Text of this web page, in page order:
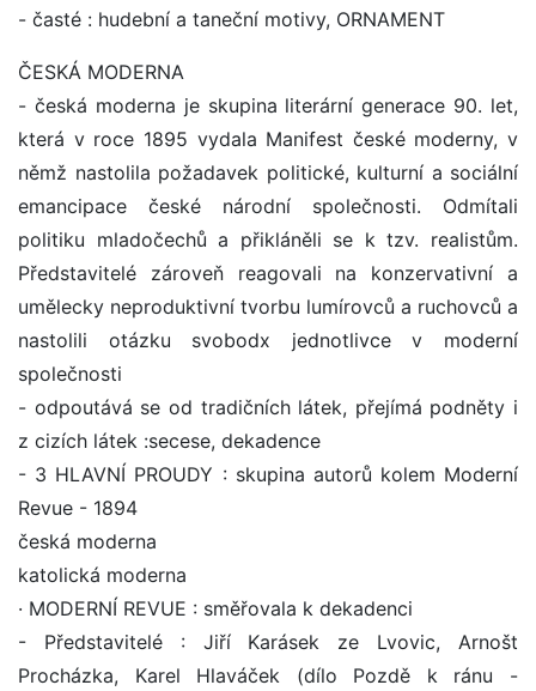
- časté : hudební a taneční motivy, ORNAMENT
ČESKÁ MODERNA
- česká moderna je skupina literární generace 90. let,
která v roce 1895 vydala Manifest české moderny, v
němž nastolila požadavek politické, kulturní a sociální
emancipace české národní společnosti. Odmítali
politiku mladočechů a přikláněli se k tzv. realistům.
Představitelé zároveň reagovali na konzervativní a
umělecky neproduktivní tvorbu lumírovců a ruchovců a
nastolili otázku svobodx jednotlivce v moderní
společnosti
- odpoutává se od tradičních látek, přejímá podněty i
z cizích látek :secese, dekadence
- 3 HLAVNÍ PROUDY : skupina autorů kolem Moderní
Revue - 1894
česká moderna
katolická moderna
· MODERNÍ REVUE : směřovala k dekadenci
- Představitelé : Jiří Karásek ze Lvovic, Arnošt
Procházka, Karel Hlaváček (dílo Pozdě k ránu -